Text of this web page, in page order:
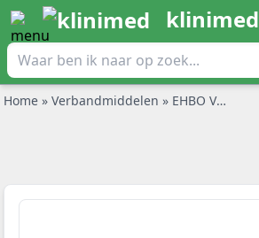
klinimed
Home » Verbandmiddelen » EHBO Verbandmateriaal